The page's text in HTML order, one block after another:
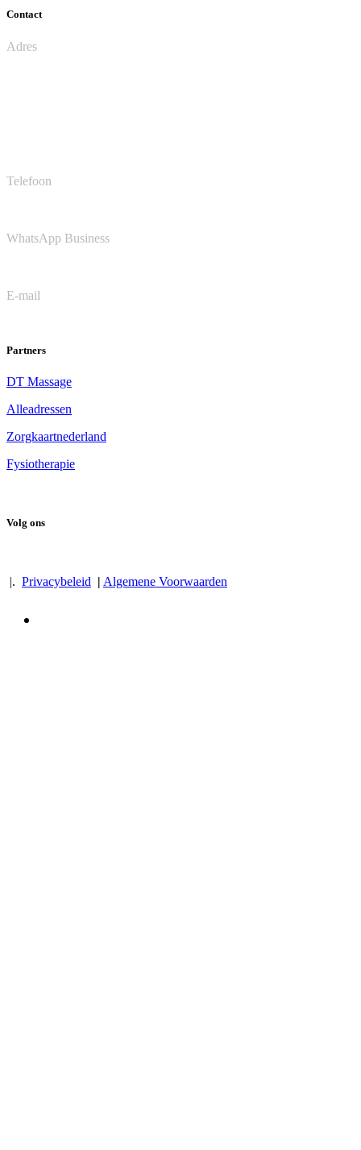
Contact
Adres
Telefoon
WhatsApp Business
E-mail
Partners
DT Massage
Alleadressen
Zorgkaartnederland
Fysiotherapie
Volg ons
|. Privacybeleid | Algemene Voorwaarden